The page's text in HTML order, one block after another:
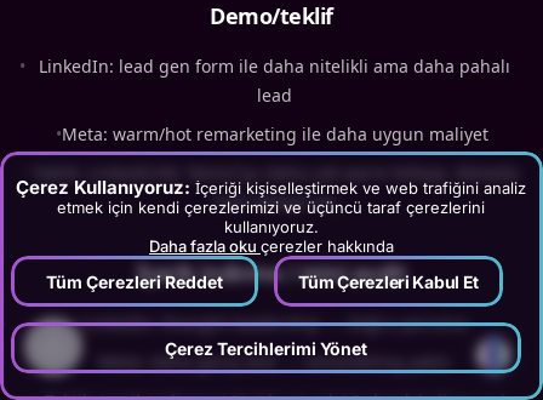
Çerez Kullanıyoruz: İçeriği kişiselleştirmek ve web trafiğini analiz
etmek için kendi çerezlerimizi ve üçüncü taraf çerezlerini
kullanıyoruz.
Daha fazla oku çerezler hakkında
Tüm Çerezleri Reddet Tüm Çerezleri Kabul Et
Çerez Tercihlerimi Yönet
Demo/teklif
•
LinkedIn: lead gen form ile daha nitelikli ama daha pahalı
lead
•Meta: warm/hot remarketing ile daha uygun maliyet
“hot” kitleye ver.
İçerik indirme / mini audit
•LinkedIn: thought leadership → doğru persona
Meta: daha geniş test → remarketing yakıtı
?